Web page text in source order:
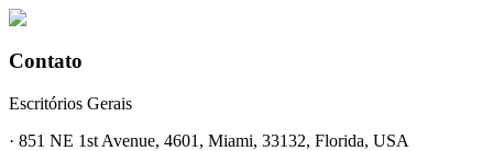
Contato
Escritórios Gerais
· 851 NE 1st Avenue, 4601, Miami, 33132, Florida, USA